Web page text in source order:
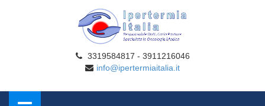
3319584817 - 3911216046
info@ipertermiaitalia.it